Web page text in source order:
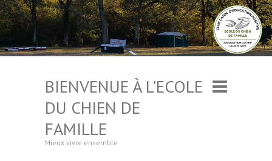
BIENVENUE À L'ECOLE
DU CHIEN DE
FAMILLE
Mieux vivre ensemble